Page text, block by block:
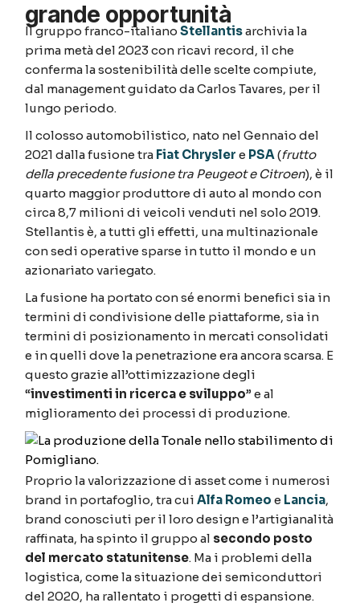
grande opportunità
Il gruppo franco-italiano Stellantisarchivia la
prima metà del 2023 con ricavi record, il che
conferma la sostenibilità delle scelte compiute,
dal management guidato da Carlos Tavares, per il
lungo periodo.
Il colosso automobilistico, nato nel Gennaio del
2021 dalla fusione tra Fiat Chrysler e PSA(frutto
della precedente fusione tra Peugeot e Citroen), è il
quarto maggior produttore di auto al mondo con
circa 8,7 milioni di veicoli venduti nel solo 2019.
Stellantis è, a tutti gli effetti, una multinazionale
con sedi operative sparse in tutto il mondo e un
azionariato variegato.
La fusione ha portato con sé enormi benefici sia in
termini di condivisione delle piattaforme, sia in
termini di posizionamento in mercati consolidati
e in quelli dove la penetrazione era ancora scarsa. E
questo grazie all’ottimizzazione degli
“investimenti in ricerca e sviluppo” e al
miglioramento dei processi di produzione.
Proprio la valorizzazione di asset come i numerosi
brand in portafoglio, tra cuiAlfa Romeo e Lancia,
brand conosciuti per il loro design e l’artigianalità
raffinata, ha spinto il gruppo al secondo posto
del mercato statunitense. Ma i problemi della
logistica, come la situazione dei semiconduttori
del 2020, ha rallentato i progetti di espansione.